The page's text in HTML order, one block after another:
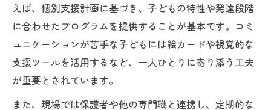
えば、個別支援計画に基づき、子どもの特性や発達段階
に合わせたプログラムを提供することが基本です。コミ
ュニケーションが苦手な子どもには絵カードや視覚的な
支援ツールを活用するなど、一人ひとりに寄り添う工夫
が重要とされています。
また、現場では保護者や他の専門職と連携し、定期的な